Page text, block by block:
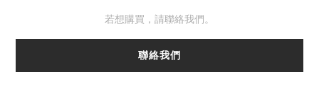
若想購買，請聯絡我們。
聯絡我們